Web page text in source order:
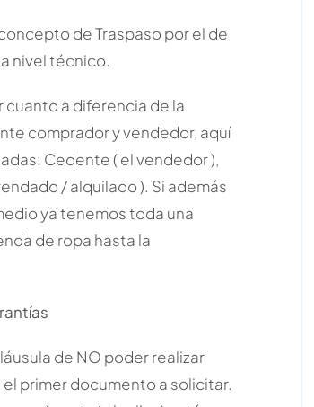
de Traspaso por el de
nivel técnico.
a diferencia de la
comprador y vendedor, aquí
Cedente ( el vendedor ),
/ alquilado ). Si además
ya tenemos toda una
de ropa hasta la
de NO poder realizar
primer documento a solicitar.